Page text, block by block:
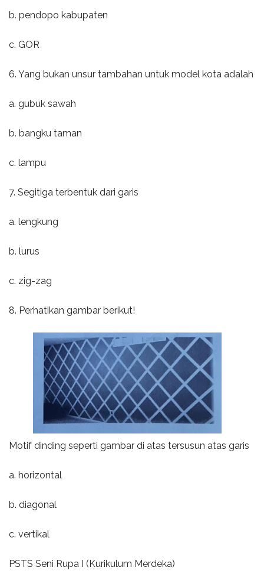
b. pendopo kabupaten
c. GOR
6. Yang bukan unsur tambahan untuk model kota adalah
a. gubuk sawah
b. bangku taman
c. lampu
7. Segitiga terbentuk dari garis
a. lengkung
b. lurus
c. zig-zag
8. Perhatikan gambar berikut!
Motif dinding seperti gambar di atas tersusun atas garis
a. horizontal
b. diagonal
c. vertikal
PSTS Seni Rupa I (Kurikulum Merdeka)